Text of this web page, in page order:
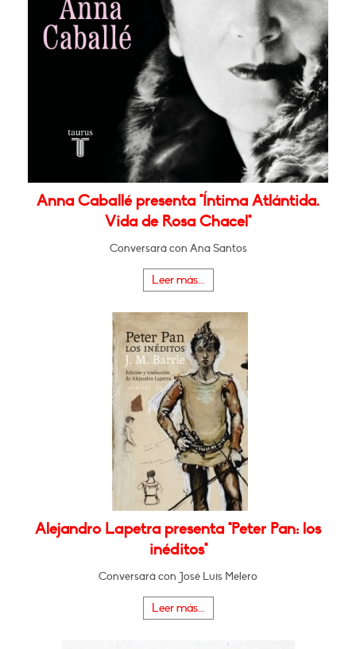
Anna Caballé presenta "Íntima Atlántida.
Vida de Rosa Chacel"
Conversará con Ana Santos
Leer más...
Alejandro Lapetra presenta "Peter Pan: los
inéditos"
Conversará con José Luis Melero
Leer más...